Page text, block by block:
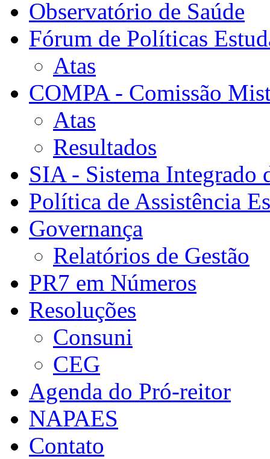
Observatório de Saúde
Fórum de Políticas
Atas
COMPA - Comissão
Atas
Resultados
SIA - Sistema Integrado
Política de Assistência
Governança
Relatórios de Gestão
PR7 em Números
Resoluções
Consuni
CEG
Agenda do Pró-reitor
NAPAES
Contato